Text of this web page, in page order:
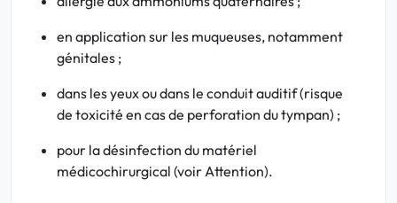
en application sur les muqueuses, notamment
génitales ;
dans les yeux ou dans le conduit auditif (risque
de toxicité en cas de perforation dutympan) ;
pour la désinfection du matériel
médicochirurgical (voir Attention).